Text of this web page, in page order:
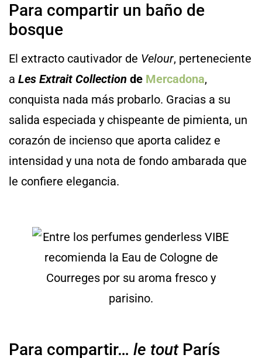
Para compartir un baño de
bosque
El extracto cautivador de Velour, perteneciente
a Les Extrait Collection de Mercadona,
conquista nada más probarlo. Gracias a su
salida especiada y chispeante de pimienta, un
corazón de incienso que aporta calidez e
intensidad y una nota de fondo ambarada que
le confiere elegancia.
Para compartir… le tout París